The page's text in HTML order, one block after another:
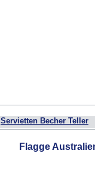
Servietten Becher Teller
Flagge